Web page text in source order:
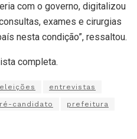
com o governo, digitalizou
exames e cirurgias
nesta condição”, ressaltou.
completa.
eleições entrevistas
candidato prefeitura